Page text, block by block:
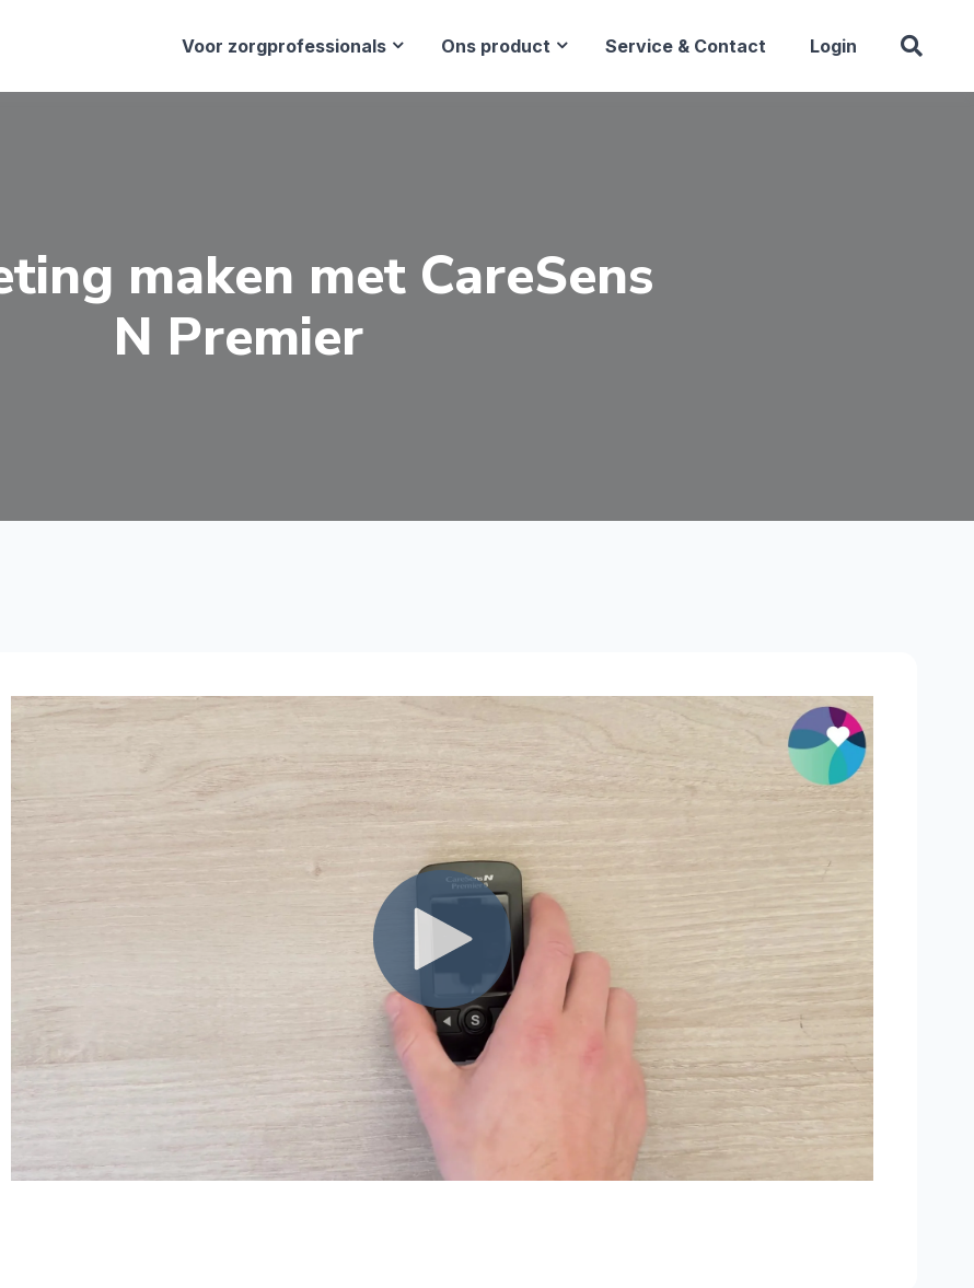
Voor zorgprofessionals Ons product Service & Contact Login
maken met CareSens
N Premier